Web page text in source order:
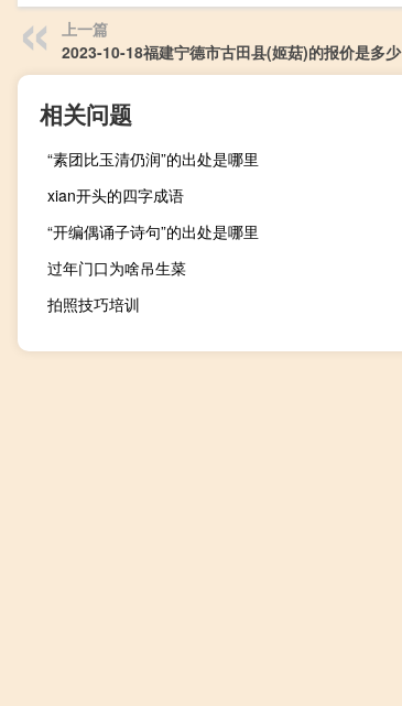
上一篇
2023-10-18福建宁德市古田县(姬菇)的报价是多少
相关问题
“素团比玉清仍润”的出处是哪里
xian开头的四字成语
“开编偶诵子诗句”的出处是哪里
过年门口为啥吊生菜
拍照技巧培训